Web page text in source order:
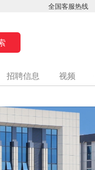
全国客服热线
招聘信息 视频